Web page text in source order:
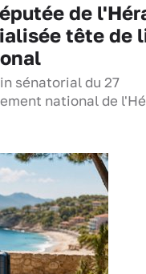
de
tête de
sénatorial du 27
national de